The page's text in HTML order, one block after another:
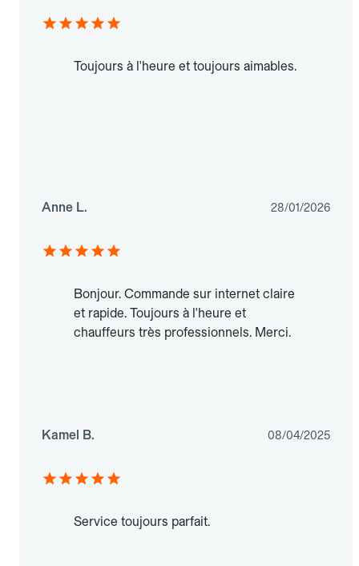
Toujours à l'heure et toujours aimables.
Anne L. 28/01/2026
Bonjour. Commande sur internet claire
et rapide. Toujours à l'heure et
chauffeurs très professionnels. Merci.
Kamel B. 08/04/2025
Service toujours parfait.